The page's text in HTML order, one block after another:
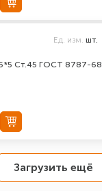
5*5 Ст.45 ГОСТ 8787-68
Ед. изм. шт.
Загрузить ещё